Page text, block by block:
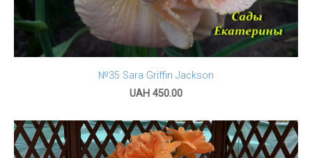
№35 Sara Griffin Jackson
UAH 450.00